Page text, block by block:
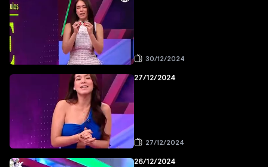
30/12/2024
27/12/2024
27/12/2024
26/12/2024